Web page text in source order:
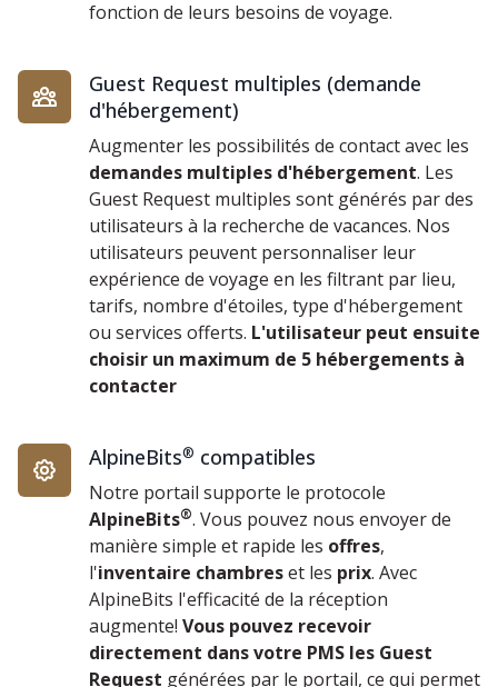
fonction de leurs besoins de voyage.
Guest Request multiples (demande
d'hébergement)
Augmenter les possibilités de contact avec les
demandes multiples d'hébergement. Les
Guest Request multiples sont générés par des
utilisateurs à la recherche de vacances. Nos
utilisateurs peuvent personnaliser leur
expérience de voyage en les filtrant par lieu,
tarifs, nombre d'étoiles, type d'hébergement
ou services offerts. L'utilisateur peut ensuite
choisir un maximum de 5 hébergements à
contacter
AlpineBits® compatibles
Notre portail supporte le protocole
AlpineBits®. Vous pouvez nous envoyer de
manière simple et rapide les offres,
l'inventaire chambreset les prix. Avec
AlpineBits l'efficacité de la réception
augmente! Vous pouvez recevoir
directement dans votre PMS les Guest
Request générées par le portail, ce qui permet